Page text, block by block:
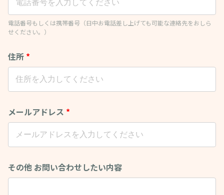
電話番号もしくは携帯番号（日中お電話差し上げても可能な連絡先をおしら
せください。）
住所 *
メールアドレス *
その他 お問い合わせしたい内容